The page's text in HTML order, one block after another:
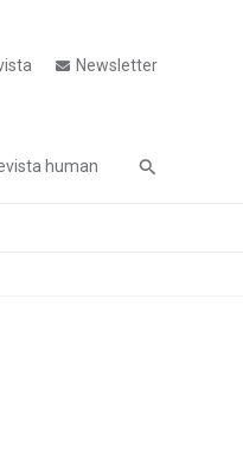
Newsletter
human Pesquisa